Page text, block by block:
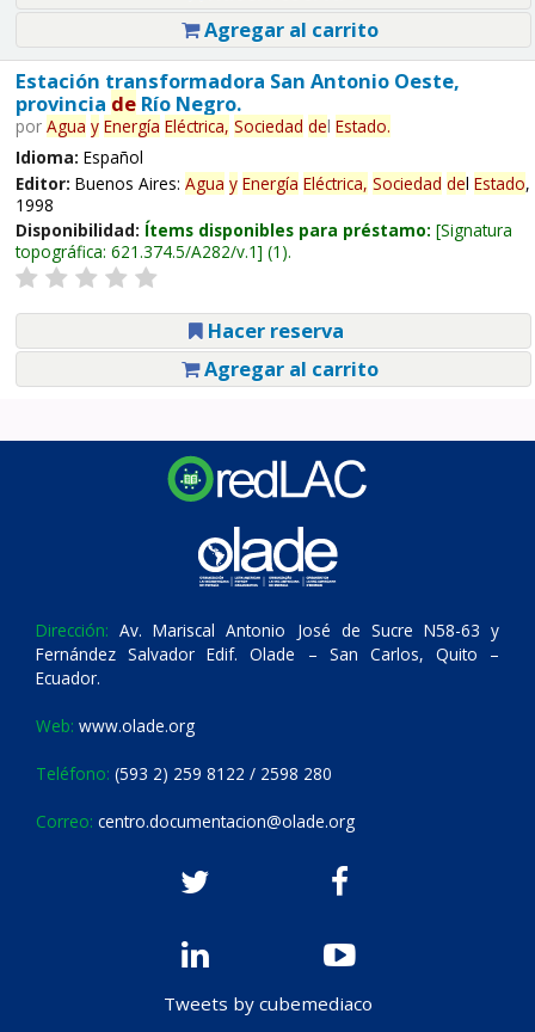
Agregar al carrito
Estación transformadora San Antonio Oeste,
provincia deRío Negro.
por Agua y Energía Eléctrica, Sociedad del Estado.
Idioma: Español
Editor: Buenos Aires: Agua y Energía Eléctrica, Sociedad del Estado,
1998
Disponibilidad: Ítems disponibles para préstamo: Signatura
topográfica: 621.374.5/A282/v.1 (1).
Hacer reserva
Agregar al carrito
Dirección: Av. Mariscal Antonio José de Sucre N58-63 y
Fernández Salvador Edif. Olade – San Carlos, Quito –
Ecuador.
Web: www.olade.org
Teléfono: (593 2) 259 8122 / 2598 280
Correo: centro.documentacion@olade.org
Tweets by cubemediaco